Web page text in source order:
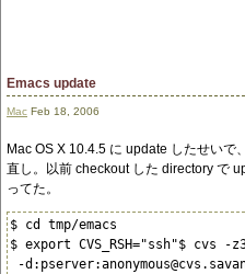
Emacs update
Mac Feb 18, 2006
Mac OS X 10.4.5 に update したせいで
直し。以前 checkout した directory で
ってた。
$ cd tmp/emacs
$ export CVS_RSH="ssh"$ cvs -
-